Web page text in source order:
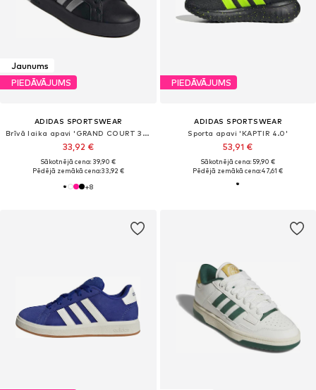
Jaunums
PIEDĀVĀJUMS
ADIDAS SPORTSWEAR
Brīvā laika apavi 'GRAND COURT 3.0'
33,92 €
Sākotnējā cena: 39,90 €
Pēdējā zemākā cena:33,92 €
+8
PIEDĀVĀJUMS
ADIDAS SPORTSWEAR
Sporta apavi 'KAPTIR 4.0'
53,91 €
Sākotnējā cena: 59,90 €
Pēdējā zemākā cena:47,61 €